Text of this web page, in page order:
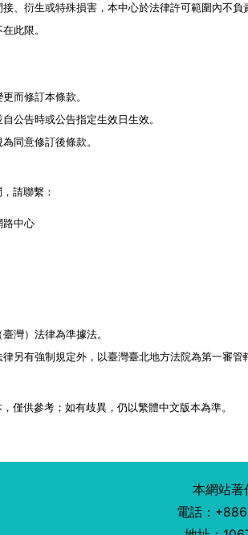
、衍生或特殊損害，本中心於法律許可範圍內不負
此限。
而修訂本條款。
公告時或公告指定生效日生效。
同意修訂後條款。
請聯繫：
路中心
灣）法律為準據法。
另有強制規定外，以臺灣臺北地方法院為第一審管
僅供參考；如有歧異，仍以繁體中文版本為準。
本網站
電話：